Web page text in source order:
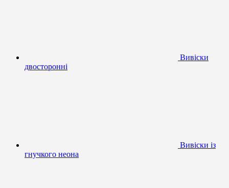
Вивіски
двосторонні
Вивіски із
гнучкого неона